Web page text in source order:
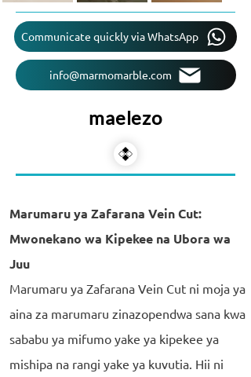
Communicate quickly via WhatsApp
info@marmomarble.com
maelezo
Marumaru ya Zafarana Vein Cut:
Mwonekano wa Kipekee na Ubora wa
Juu
Marumaru ya Zafarana Vein Cut ni moja ya
aina za marumaru zinazopendwa sana kwa
sababu ya mifumo yake ya kipekee ya
mishipa na rangi yake ya kuvutia. Hii ni